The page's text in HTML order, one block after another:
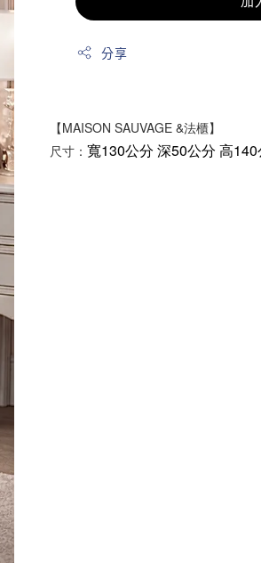
分享
【MAISON SAUVAGE &法櫃】
尺寸：寬130公分 深50公分 高